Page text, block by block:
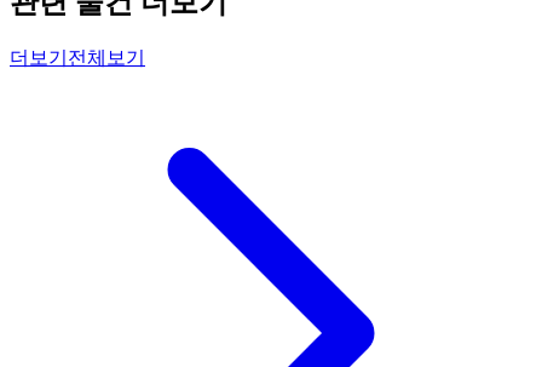
더보기 전체보기